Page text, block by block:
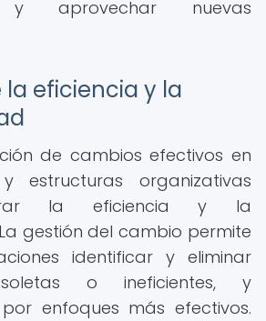
y aprovechar nuevas
la eficiencia y la
de cambios efectivos en
estructuras organizativas
la eficiencia y la
gestión del cambio permite
identificar y eliminar
o ineficientes, y
enfoques más efectivos.